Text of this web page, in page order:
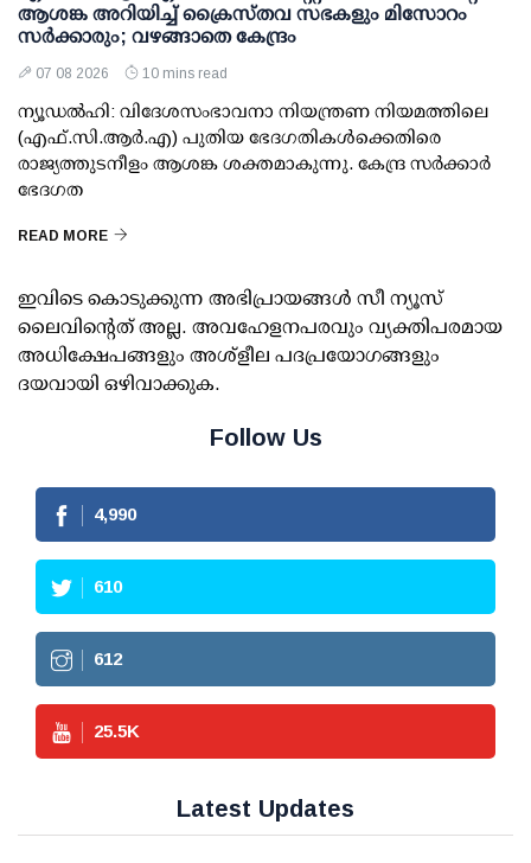
ആശങ്ക അറിയിച്ച് ക്രൈസ്തവ സഭകളും മിസോറം
സര്‍ക്കാരും; വഴങ്ങാതെ കേന്ദ്രം
07 08 2026 10 mins read
ന്യൂഡല്‍ഹി: വിദേശസംഭാവനാ നിയന്ത്രണ നിയമത്തിലെ
(എഫ്.സി.ആര്‍.എ) പുതിയ ഭേദഗതികള്‍ക്കെതിരെ
രാജ്യത്തുടനീളം ആശങ്ക ശക്തമാകുന്നു. കേന്ദ്ര സര്‍ക്കാര്‍
ഭേദഗത
READ MORE
ഇവിടെ കൊടുക്കുന്ന അഭിപ്രായങ്ങള്‍ സീ ന്യൂസ്
ലൈവിന്റെത് അല്ല. അവഹേളനപരവും വ്യക്തിപരമായ
അധിക്ഷേപങ്ങളും അശ്‌ളീല പദപ്രയോഗങ്ങളും
ദയവായി ഒഴിവാക്കുക.
Follow Us
4,990
610
612
25.5K
Latest Updates